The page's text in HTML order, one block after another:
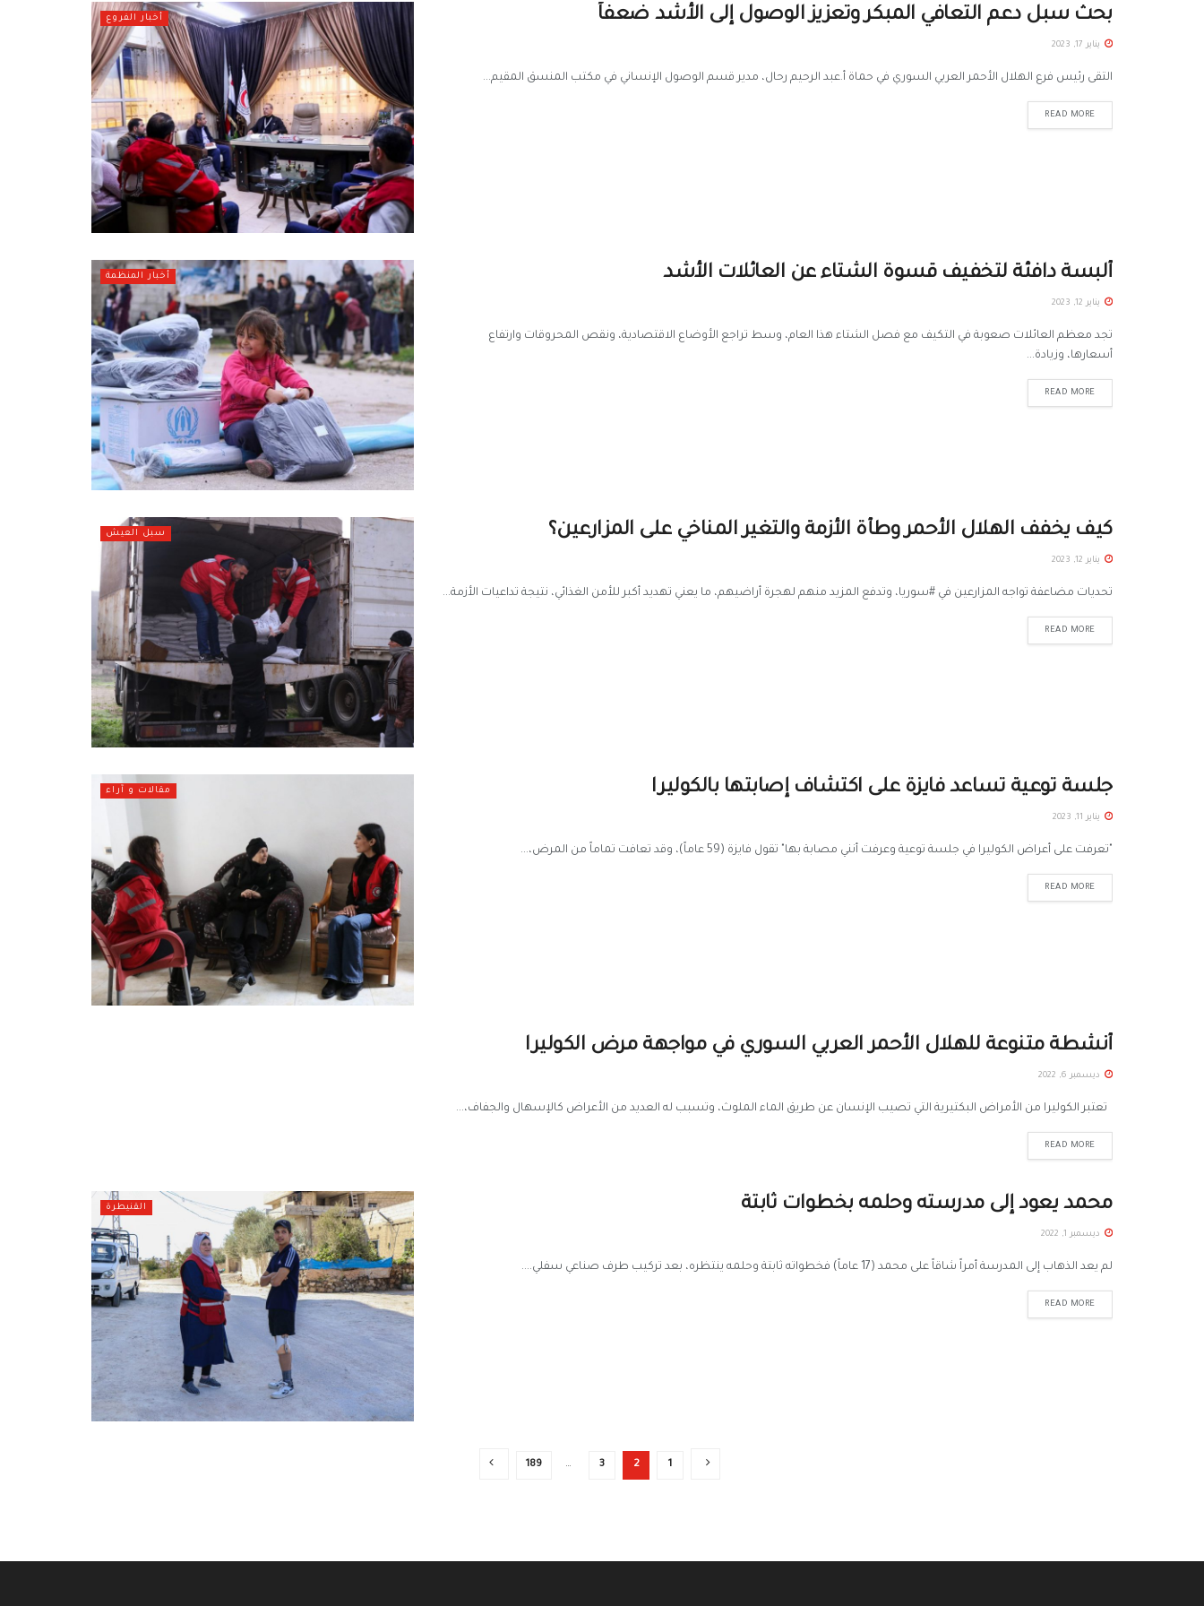
أخبار الفروع بحث سبل دعم التعافي المبكر وتعزيز الوصول إلى الأشد ضعفاً
يناير 17, 2023
التقى رئيس فرع الهلال الأحمر العربي السوري في حماة أ.عبد الرحيم رحال، مدير قسم الوصول الإنساني في مكتب المنسق المقيم...
READ MORE
أخبار المنظمة ألبسة دافئة لتخفيف قسوة الشتاء عن العائلات الأشد
يناير 12, 2023
تجد معظم العائلات صعوبة في التكيف مع فصل الشتاء هذا العام، وسط تراجع الأوضاع الاقتصادية، ونقص المحروقات وارتفاع
أسعارها، وزيادة...
READ MORE
سبل العيش كيف يخفف الهلال الأحمر وطأة الأزمة والتغير المناخي على المزارعين؟
يناير 12, 2023
تحديات مضاعفة تواجه المزارعين في #سوريا، وتدفع المزيد منهم لهجرة أراضيهم، ما يعني تهديد أكبر للأمن الغذائي، نتيجة تداعيات الأزمة...
READ MORE
مقالات و آراء جلسة توعية تساعد فايزة على اكتشاف إصابتها بالكوليرا
يناير 11, 2023
"تعرفت على أعراض الكوليرا في جلسة توعية وعرفت أنني مصابة بها" تقول فايزة (59 عاماً)، وقد تعافت تماماً من المرض،...
READ MORE
أنشطة متنوعة للهلال الأحمر العربي السوري في مواجهة مرض الكوليرا
ديسمبر 6, 2022
تعتبر الكوليرا من الأمراض البكتيرية التي تصيب الإنسان عن طريق الماء الملوث، وتسبب له العديد من الأعراض كالإسهال والجفاف،...
READ MORE
القنيطرة محمد يعود إلى مدرسته وحلمه بخطوات ثابتة
ديسمبر 1, 2022
لم يعد الذهاب إلى المدرسة أمراً شاقاً على محمد (17 عاماً) فخطواته ثابتة وحلمه ينتظره، بعد تركيب طرف صناعي سفلي....
READ MORE
1
2
3
…
189